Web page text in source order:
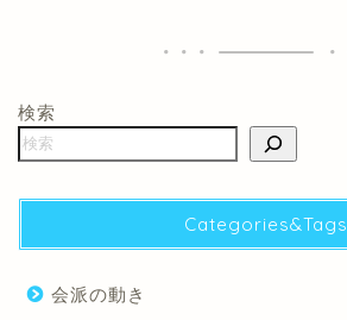
検索
Categories&Tags
会派の動き